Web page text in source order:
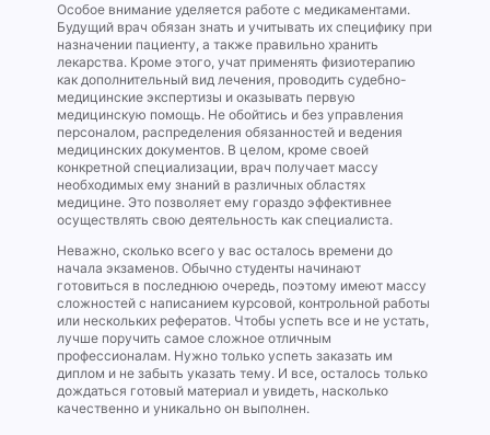
Особое внимание уделяется работе с медикаментами.
Будущий врач обязан знать и учитывать их специфику при
назначении пациенту, а также правильно хранить
лекарства. Кроме этого, учат применять физиотерапию
как дополнительный вид лечения, проводить судебно-
медицинские экспертизы и оказывать первую
медицинскую помощь. Не обойтись и без управления
персоналом, распределения обязанностей и ведения
медицинских документов. В целом, кроме своей
конкретной специализации, врач получает массу
необходимых ему знаний в различных областях
медицине. Это позволяет ему гораздо эффективнее
осуществлять свою деятельность как специалиста.
Неважно, сколько всего у вас осталось времени до
начала экзаменов. Обычно студенты начинают
готовиться в последнюю очередь, поэтому имеют массу
сложностей с написанием курсовой, контрольной работы
или нескольких рефератов. Чтобы успеть все и не устать,
лучше поручить самое сложное отличным
профессионалам. Нужно только успеть заказать им
диплом и не забыть указать тему. И все, осталось только
дождаться готовый материал и увидеть, насколько
качественно и уникально он выполнен.